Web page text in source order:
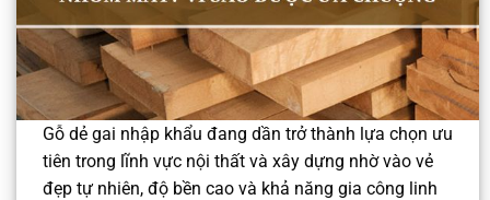
Gỗ dẻ gai nhập khẩu đang dần trở thành lựa chọn ưu
tiên trong lĩnh vực nội thất và xây dựng nhờ vào vẻ
đẹp tự nhiên, độ bền cao và khả năng gia công linh